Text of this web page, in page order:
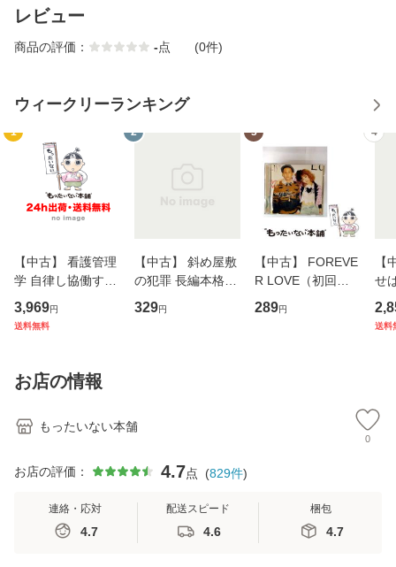
レビュー
商品の評価： -点 (0件)
ウィークリーランキング
1
【中古】 看護管理
学 自律し協働する
専門職の看護マネ
ジメントスキル 改
恵 藤本幸三 / 南江
堂 [単行
3,969円
送料無料
2
【中古】 斜め屋敷
の犯罪 長編本格推
理小説 (光文社文
庫) / 島田荘司 / 光
329円
3
【中古】 FOREVE
R LOVE（初回生
産限定盤） / 清水
翔太×加藤ミリヤ /
289円
4
【
せ
タ
送料
お店の情報
もったいない本舗
0
お店の評価： 4.7点 (829件)
連絡・応対
4.7
配送スピード
4.6
梱包
4.7